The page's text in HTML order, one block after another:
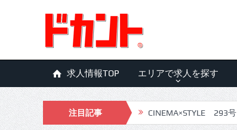
求人情報TOP エリアで求人を探す
注目記事 CINEMA×STYLE 293号